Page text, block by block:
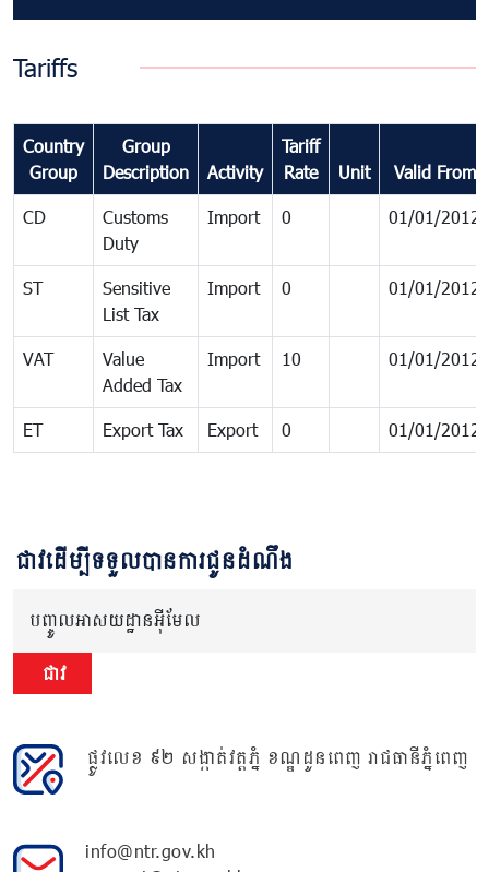
Tariffs
Country
Group
Group
Description
Activity
Tariff
Rate
Unit Valid From
CD
Customs
Duty
Import 0 01/01/2012
ST
Sensitive
List Tax
Import 0 01/01/2012
VAT
Value
Added Tax
Import 10 01/01/2012
ET Export Tax Export 0 01/01/2012
ជាវដើម្បីទទួលបានការជូនដំណឹង
បញ្ចូលអាសយដ្ឋានអ៊ីមែល
ជាវ
ផ្លូវលេខ ៩២ សង្កាត់វត្តភ្នំ ខណ្ឌដូនពេញ រាជធានីភ្នំពេញ
info@ntr.gov.kh